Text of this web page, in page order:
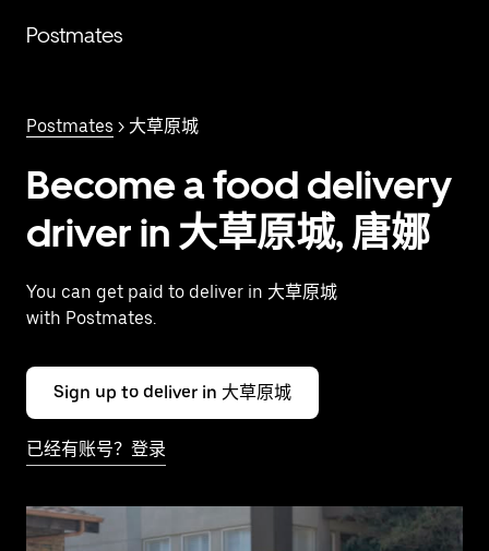
Postmates
Postmates > 大草原城
Become a food delivery
driver in 大草原城, 唐娜
You can get paid to deliver in 大草原城
with Postmates.
Sign up to deliver in 大草原城
已经有账号？登录